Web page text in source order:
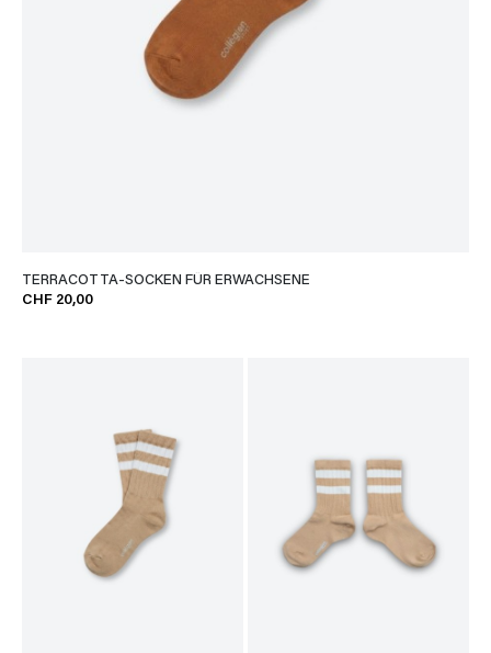
TERRACOTTA-SOCKEN FÜR ERWACHSENE
CHF 20,00